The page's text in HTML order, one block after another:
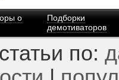
о
Подборки
демотиваторов
по: